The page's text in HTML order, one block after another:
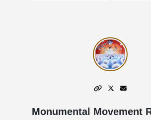
Monumental Movement